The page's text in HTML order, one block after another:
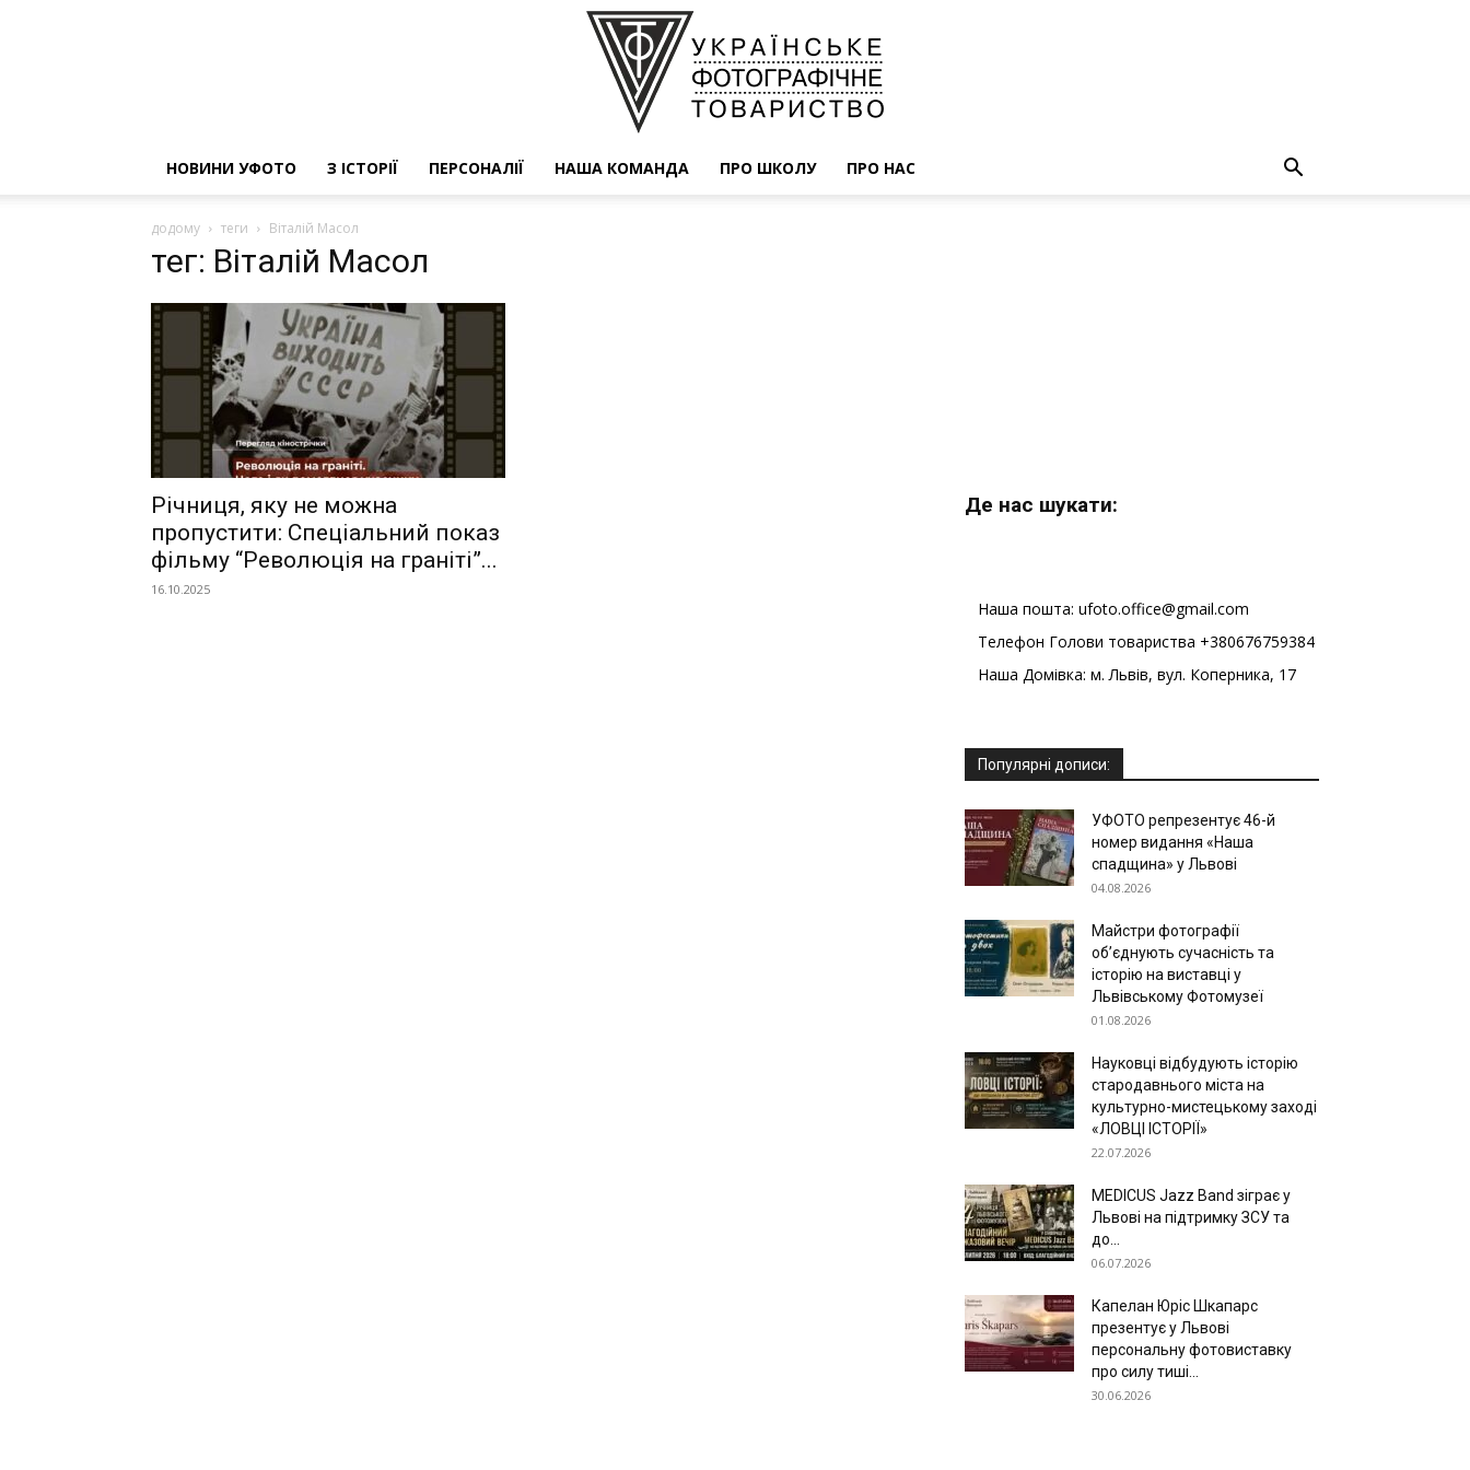
НОВИНИ УФОТО З ІСТОРІЇ ПЕРСОНАЛІЇ НАША КОМАНДА ПРО ШКОЛУ ПРО НАС
додому теги Віталій Масол
тег: Віталій Масол
Річниця, яку не можна
пропустити: Спеціальний показ
фільму “Революція на граніті”...
16.10.2025
Де нас шукати:
Наша пошта: ufoto.office@gmail.com
Телефон Голови товариства +380676759384
Наша Домівка: м. Львів, вул. Коперника, 17
Популярні дописи:
УФОТО репрезентує 46-й
номер видання «Наша
спадщина» у Львові
04.08.2026
Майстри фотографії
об’єднують сучасність та
історію на виставці у
Львівському Фотомузеї
01.08.2026
Науковці відбудують історію
стародавнього міста на
культурно-мистецькому заході
«ЛОВЦІ ІСТОРІЇ»
22.07.2026
MEDICUS Jazz Band зіграє у
Львові на підтримку ЗСУ та
до...
06.07.2026
Капелан Юріс Шкапарс
презентує у Львові
персональну фотовиставку
про силу тиші...
30.06.2026